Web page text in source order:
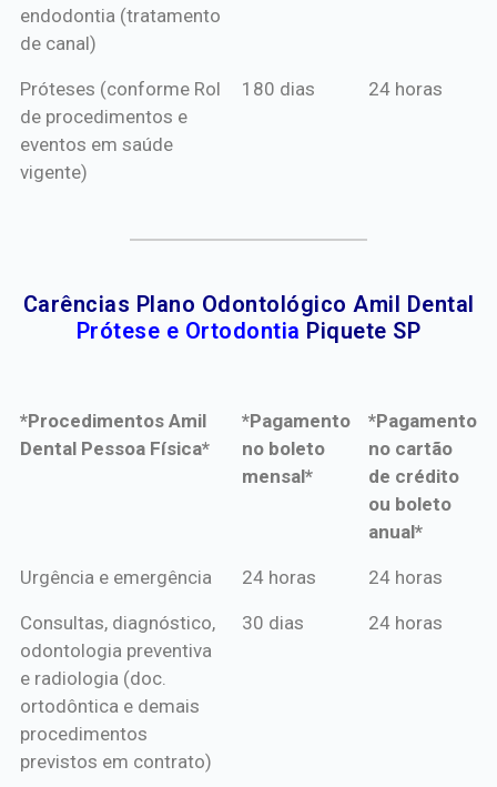
endodontia (tratamento
de canal)
Próteses (conforme Rol
de procedimentos e
eventos em saúde
vigente)
180 dias 24 horas
Carências Plano Odontológico Amil Dental
Prótese e Ortodontia Piquete SP
*Procedimentos Amil
Dental Pessoa Física*
*Pagamento
no boleto
mensal*
*Pagamento
no cartão
de crédito
ou boleto
anual*
*Procedimentos Amil
*Pagamento
mensal*
*Pagamento
de crédito
Urgência e emergência 24 horas 24 horas
Consultas, diagnóstico,
odontologia preventiva
e radiologia (doc.
ortodôntica e demais
procedimentos
previstos em contrato)
30 dias 24 horas